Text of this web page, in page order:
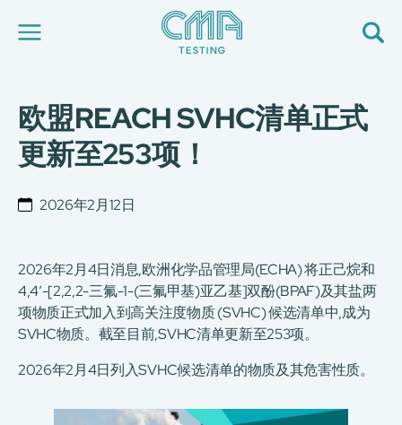
关于我们
我们的服务
最新消息
环球支援
服务申请
工厂服务预约
EN
日
简 繁
欧盟REACH SVHC清单正式
更新至253项！
2026年2月12日
2026年2月4日消息,欧洲化学品管理局(ECHA) 将正己烷和
4,4′-[2,2,2-三氟-1-(三氟甲基)亚乙基]双酚(BPAF)及其盐两
项物质正式加入到高关注度物质 (SVHC) 候选清单中,成为
SVHC物质。截至目前,SVHC清单更新至253项。
2026年2月4日列入SVHC候选清单的物质及其危害性质。